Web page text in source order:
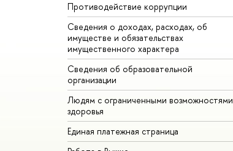
Противодействие коррупции
Сведения о доходах, расходах, об
имуществе и обязательствах
имущественного характера
Сведения об образовательной
организации
Людям с ограниченными возможностями
здоровья
Единая платежная страница